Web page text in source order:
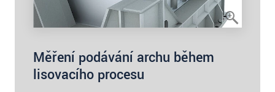
Měření podávání archu během
lisovacího procesu